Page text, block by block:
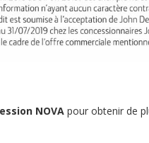
NOVApour obtenir de